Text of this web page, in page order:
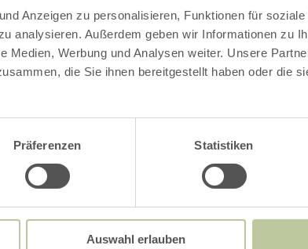
Anzeigen zu personalisieren, Funktionen für
analysieren. Außerdem geben wir Informationen zu
Medien, Werbung und Analysen weiter. Unsere
die Sie ihnen bereitgestellt haben oder die
Präferenzen Statistiken
Auswahl erlauben
places
Impressions